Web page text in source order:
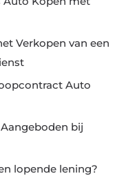
Verkopen van een
Auto
bij
lopende lening?